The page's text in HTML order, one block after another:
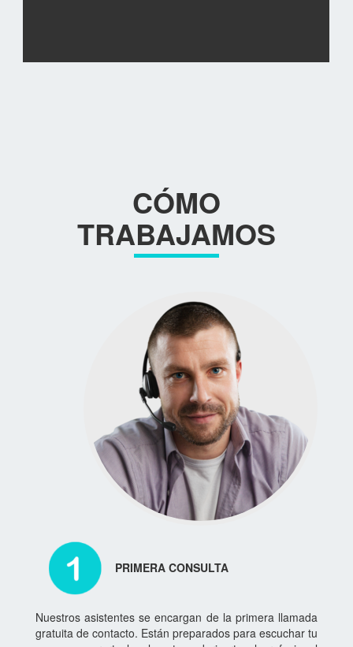
CÓMO
TRABAJAMOS
PRIMERA CONSULTA
Nuestros asistentes se encargan de la primera llamada
gratuita de contacto. Están preparados para escuchar tu